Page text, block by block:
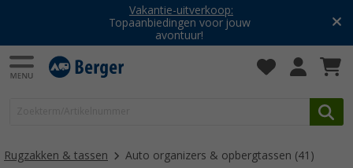
Vakantie-uitverkoop:
Topaanbiedingen voor jouw
avontuur!
Rugzakken & tassen Auto organizers & opbergtassen (41)